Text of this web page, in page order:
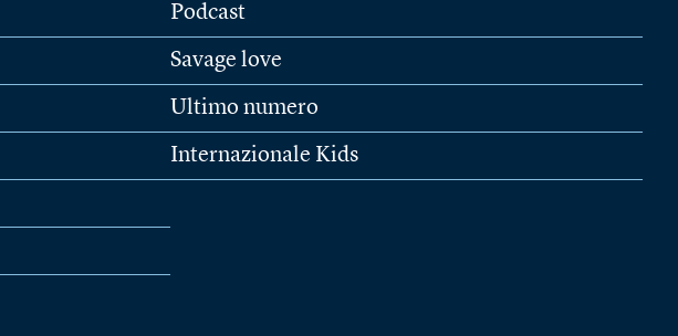
Podcast
Savage love
Ultimo numero
Internazionale Kids